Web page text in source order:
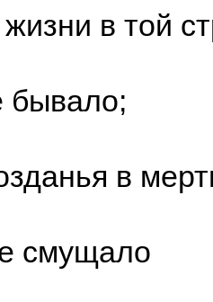
в той
бывало;
в
смущало